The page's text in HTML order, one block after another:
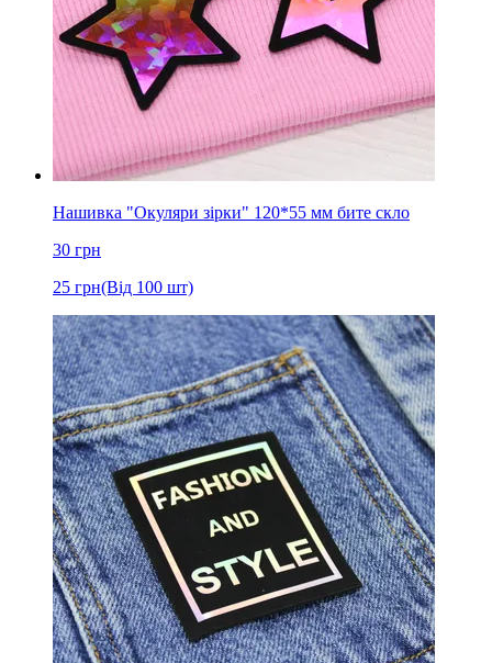
Нашивка "Окуляри зірки" 120*55 мм бите скло
30 грн
25 грн(Від 100 шт)